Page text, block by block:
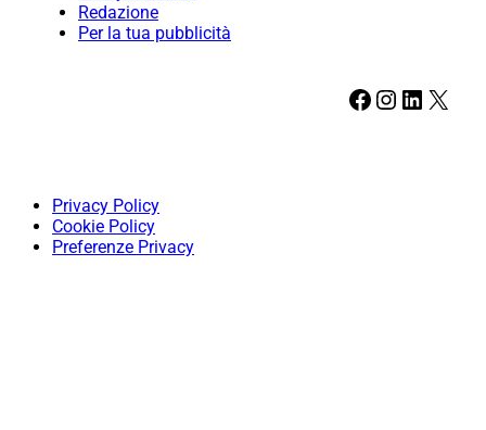
Redazione
Per la tua pubblicità
Facebook Instagram LinkedIn X
Privacy Policy
Cookie Policy
Preferenze Privacy